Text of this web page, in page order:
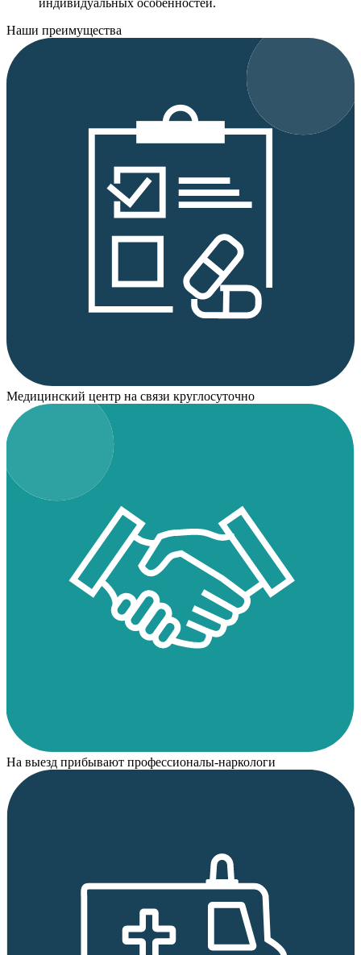
Наши преимущества
Медицинский центр на связи круглосуточно
На выезд прибывают профессионалы-наркологи